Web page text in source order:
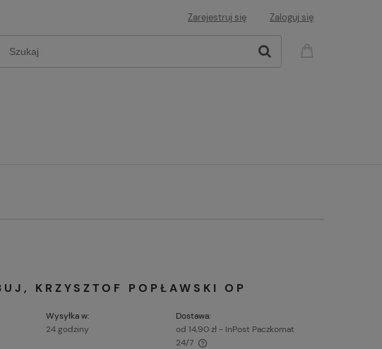
Zarejestruj się Zaloguj się
KRZYSZTOF POPŁAWSKI OP
Wysyłka w:
24 godziny
Dostawa:
od 14,90 zł - InPost Paczkomat
24/7